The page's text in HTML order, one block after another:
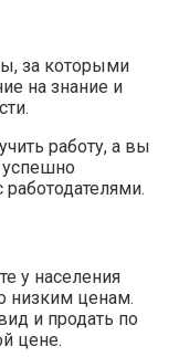
за которыми
на знание и
работу, а вы
успешно
у населения
низким ценам.
и продать по
цене.